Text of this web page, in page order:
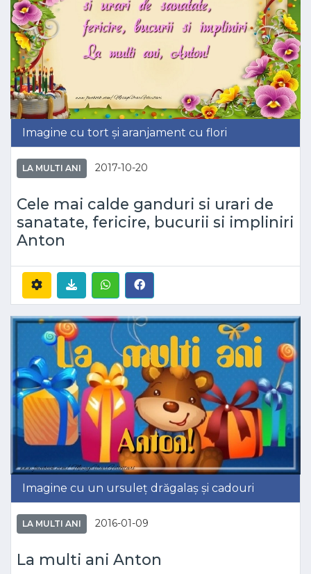
Imagine cu tort și aranjament cu flori
LA MULTI ANI 2017-10-20
Cele mai calde ganduri si urari de
sanatate, fericire, bucurii si impliniri
Anton
Imagine cu un ursuleț drăgalaș și cadouri
LA MULTI ANI 2016-01-09
La multi ani Anton